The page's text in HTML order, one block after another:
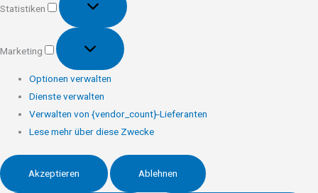
Statistiken
Marketing
Marketing
Optionen verwalten
Dienste verwalten
Verwalten von {vendor_count}-Lieferanten
Lese mehr über diese Zwecke
Akzeptieren Ablehnen